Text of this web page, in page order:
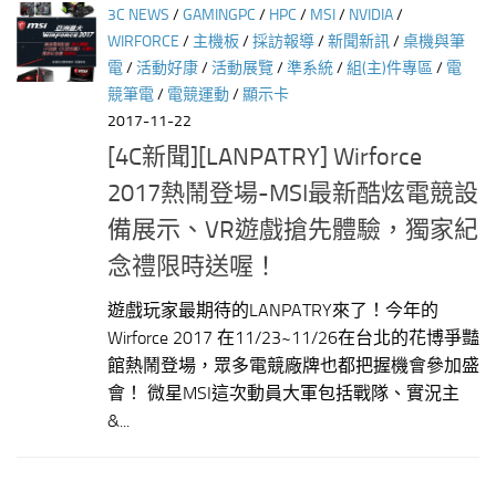
3C NEWS /GAMINGPC / HPC / MSI/ NVIDIA/
WIRFORCE / 主機板/採訪報導/新聞新訊/桌機與筆
電/活動好康/活動展覽/準系統/組(主)件專區 / 電
競筆電/ 電競運動/顯示卡
2017-11-22
[4C新聞][LANPATRY] Wirforce
2017熱鬧登場-MSI最新酷炫電競設
備展示、VR遊戲搶先體驗，獨家紀
念禮限時送喔！
遊戲玩家最期待的LANPATRY來了！今年的
Wirforce 2017 在11/23~11/26在台北的花博爭豔
館熱鬧登場，眾多電競廠牌也都把握機會參加盛
會！ 微星MSI這次動員大軍包括戰隊、實況主
&...